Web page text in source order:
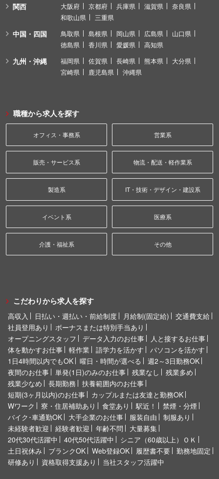
関西 大阪府 京都府 兵庫県 滋賀県
奈良県
和歌山県
三重県
中国・四国 鳥取県 島根県 岡山県 広島県
山口県
徳島県
香川県 愛媛県 高知県
九州・沖縄 福岡県 佐賀県 長崎県 熊本県
大分県
宮崎県
鹿児島県 沖縄県
職種から求人を探す
オフィス・事務系 営業系
販売・サービス系 物流・配送・軽作業系
製造系 IT・技術・デザイン・建設系
イベント系 医療系
介護・福祉系 その他
こだわりから求人を探す
高収入 日払い・週払い・前給制度 月給制(固定給)
交通費支給
社員登用あり
ボーナスまたは特別手当あり
オープニングスタッフ
データ入力のお仕事
人と接するお仕事
体を動かすお仕事
軽作業 語学力を活かす
パソコンを活かす
1日4時間以内でもOK
曜日・時間が選べる
週2～3日勤務OK
夜間のお仕事
単発(1日)のみのお仕事 残業なし
残業多め
残業少なめ
長期勤務
扶養範囲内のお仕事
短期(3ヶ月以内)のお仕事
カップルまたは友達と勤務OK
Wワーク
寮・住居補助あり 食堂あり 駅近！
禁煙・分煙
バイク･車通勤OK
大手企業のお仕事 服装自由
制服あり
未経験者歓迎
経験者歓迎 年齢不問
大量募集
20代30代活躍中
40代50代活躍中
シニア（60歳以上）ＯＫ
土日祝休み
ブランクOK Web登録OK 履歴書不要
勤務地固定
研修あり
資格取得支援あり 当社スタッフ活躍中